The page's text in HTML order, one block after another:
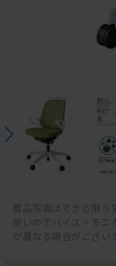
商品写真はできる限り
使いのデバイス・モ
が異なる場合がござい